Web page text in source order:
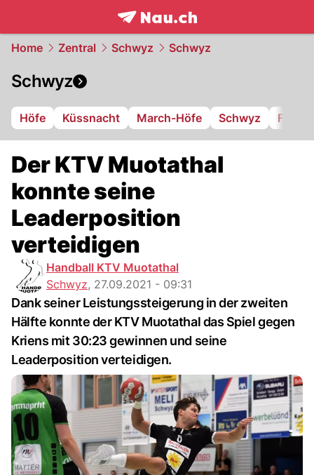
frontpage.NAU.ch
Home Zentral Schwyz Schwyz
Schwyz
Höfe Küssnacht March-Höfe Schwyz FC
Der KTV Muotathal
konnte seine
Leaderposition
verteidigen
Handball KTV Muotathal
Schwyz, 27.09.2021 - 09:31
Dank seiner Leistungssteigerung in der zweiten
Hälfte konnte der KTV Muotathal das Spiel gegen
Kriens mit 30:23 gewinnen und seine
Leaderposition verteidigen.